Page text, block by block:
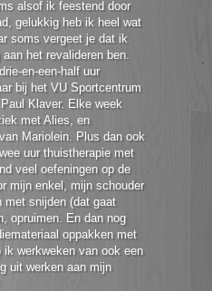
alsof ik feestend door
gelukkig heb ik heel wat
soms vergeet je dat ik
het revalideren ben.
en-een-half uur
bij het VU Sportcentrum
Klaver. Elke week
met Alies, en
Mariolein. Plus dan ook
uur thuistherapie met
veel oefeningen op de
mijn enkel, mijn schouder
met snijden (dat gaat
opruimen. En dan nog
oppakken met
ik werkweken van ook een
uit werken aan mijn